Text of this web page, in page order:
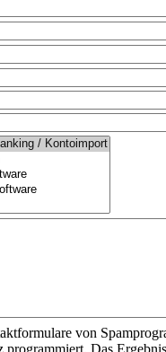
von
programmiert. Das Ergebnis